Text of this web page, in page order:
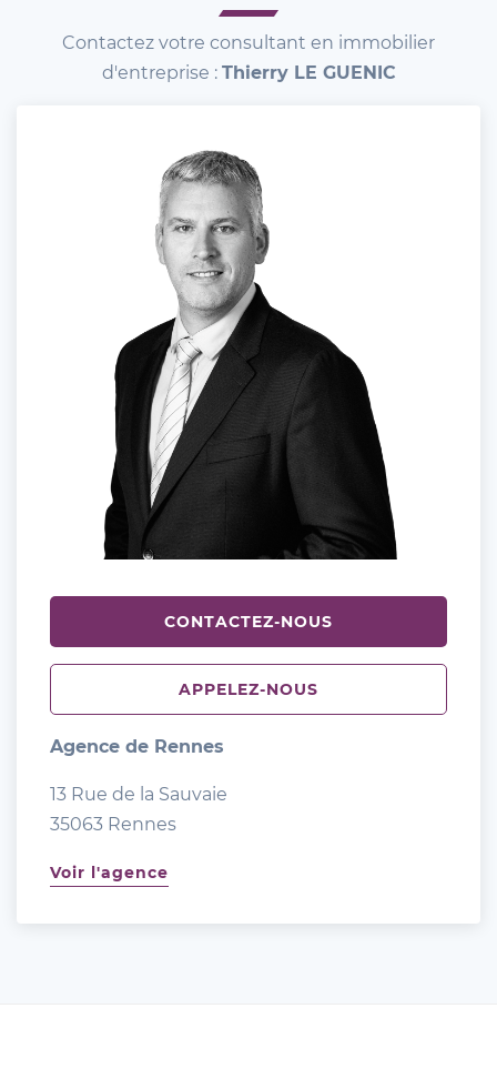
Contactez votre consultant en immobilier
d'entreprise : Thierry LE GUENIC
CONTACTEZ-NOUS
APPELEZ-NOUS
Agence de Rennes
13 Rue de la Sauvaie
35063 Rennes
Voir l'agence